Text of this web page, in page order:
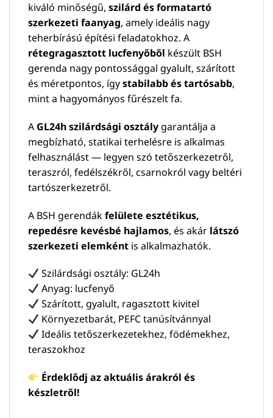
kiváló minőségű, szilárd és formatartó
szerkezeti faanyag, amely ideális nagy
teherbírású építési feladatokhoz. A
rétegragasztott lucfenyőből készült BSH
gerenda nagy pontossággal gyalult, szárított
és méretpontos, ígystabilabb és tartósabb,
mint a hagyományos fűrészelt fa.
A GL24h szilárdsági osztály garantálja a
megbízható, statikai terhelésre is alkalmas
felhasználást — legyen szó tetőszerkezetről,
teraszról, fedélszékről, csarnokról vagy beltéri
tartószerkezetről.
A BSH gerendákfelülete esztétikus,
repedésre kevésbé hajlamos, és akár látszó
szerkezeti elemként is alkalmazhatók.
Szilárdsági osztály: GL24h
Anyag: lucfenyő
Szárított, gyalult, ragasztott kivitel
Környezetbarát, PEFC tanúsítvánnyal
Ideális tetőszerkezetekhez, födémekhez,
teraszokhoz
Érdeklődj az aktuális árakról és
készletről!